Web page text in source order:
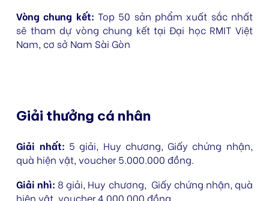
Vòng chung kết:Top 50 sản phẩm xuất sắc nhất
sẽ tham dự vòng chung kết tạiĐại học RMIT Việt
Nam, cơ sở Nam Sài Gòn
Giải thưởng cá nhân
Giải nhất: 5 giải, Huy chương, Giấy chứng nhận,
quà hiện vật, voucher 5.000.000 đồng.
Giải nhì: 8 giải, Huy chương, Giấy chứng nhận, quà
hiện vật, voucher 4.000.000 đồng.